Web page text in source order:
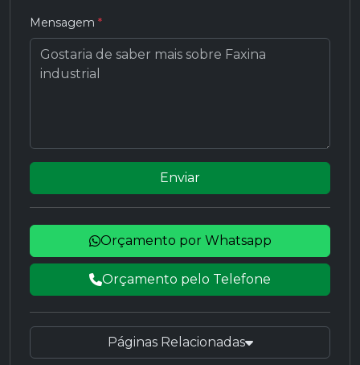
Mensagem *
Enviar
Orçamento por Whatsapp
Orçamento pelo Telefone
Páginas Relacionadas